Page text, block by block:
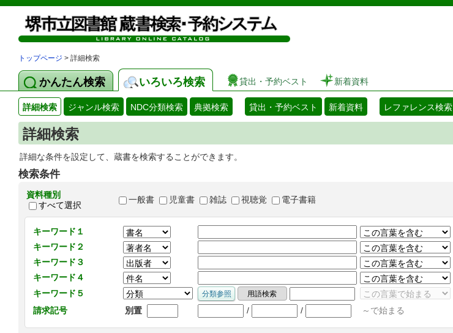
図書館 蔵書検索・予約システム
トップページ > 詳細検索
かんたん検索 いろいろ検索 貸出・予約ベスト 新着資料
詳細検索 ジャンル検索 NDC分類検索 典拠検索 貸出・予約ベスト 新着資料 レファレンス検索
詳細検索
詳細な条件を設定して、蔵書を検索することができます。
検索条件
資料種別
すべて選択
一般書 児童書 雑誌 視聴覚 電子書籍
キーワード１
キーワード２
キーワード３
キーワード４
キーワード５
請求記号
別置 / / ～で始まる